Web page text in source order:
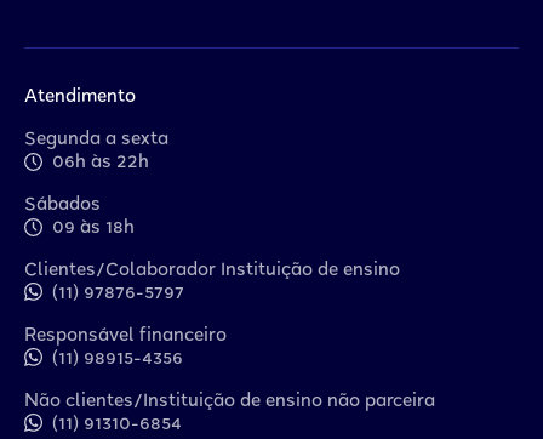
Atendimento
Segunda a sexta
06h às 22h
Sábados
09 às 18h
Clientes/Colaborador Instituição de ensino
(11) 97876-5797
Responsável financeiro
(11) 98915-4356
Não clientes/Instituição de ensino não parceira
(11) 91310-6854